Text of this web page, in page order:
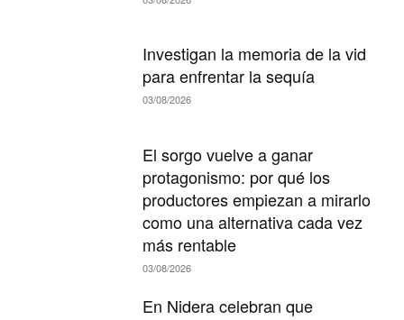
Investigan la memoria de la vid
para enfrentar la sequía
03/08/2026
El sorgo vuelve a ganar
protagonismo: por qué los
productores empiezan a mirarlo
como una alternativa cada vez
más rentable
03/08/2026
En Nidera celebran que